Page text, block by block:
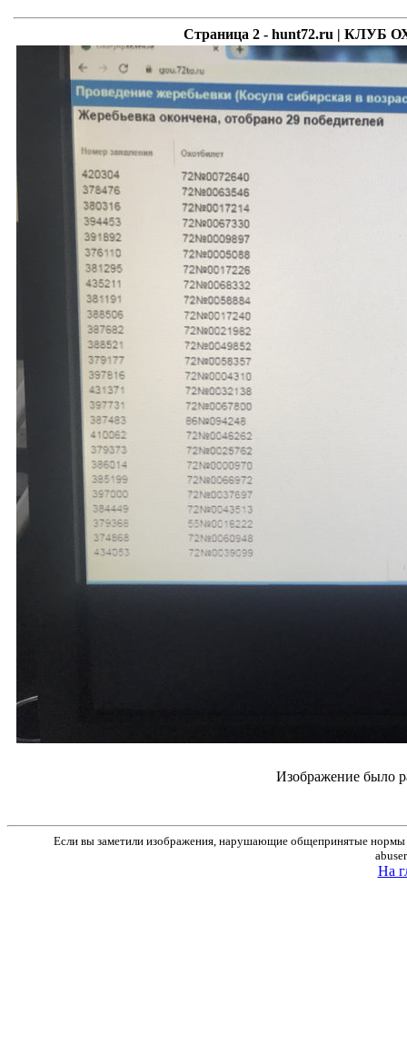
Страница 2 - hunt72.ru |
Изображение было
Если вы заметили изображения, нарушающие общепринятые нормы
На